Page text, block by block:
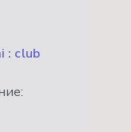
: club